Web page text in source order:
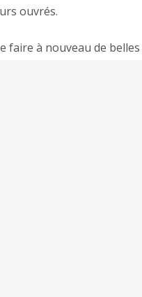
ouvrés.
faire à nouveau de